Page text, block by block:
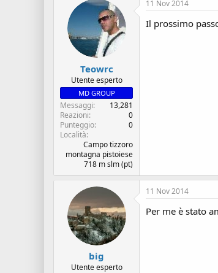
Teowrc
Utente esperto
MD GROUP
Messaggi
13,281
Reazioni
0
Punteggio
0
Località
Campo tizzoro
montagna pistoiese
718 m slm (pt)
11 Nov 2014
Il prossimo
big
Utente esperto
11 Nov 2014
Per me è stato